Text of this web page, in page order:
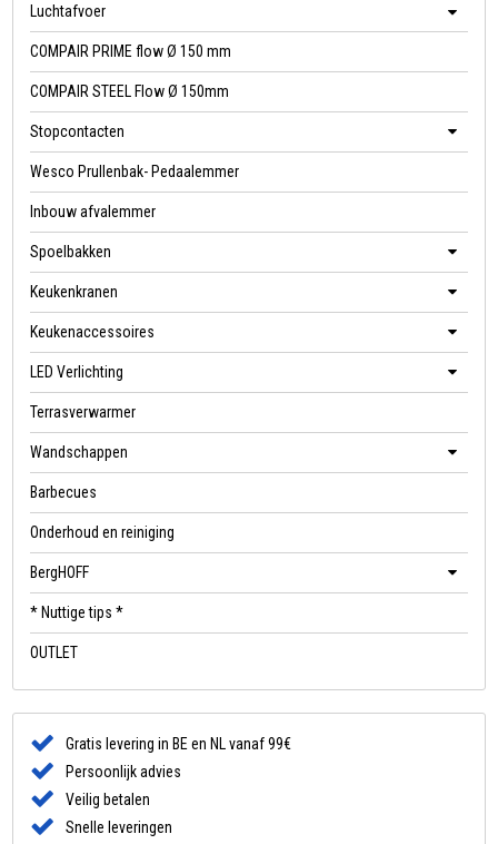
Luchtafvoer
COMPAIR PRIME flow Ø 150 mm
COMPAIR STEEL Flow Ø 150mm
Stopcontacten
Wesco Prullenbak- Pedaalemmer
Inbouw afvalemmer
Spoelbakken
Keukenkranen
Keukenaccessoires
LED Verlichting
Terrasverwarmer
Wandschappen
Barbecues
Onderhoud en reiniging
BergHOFF
* Nuttige tips *
OUTLET
Gratis levering in BE en NL vanaf 99€
Persoonlijk advies
Veilig betalen
Snelle leveringen